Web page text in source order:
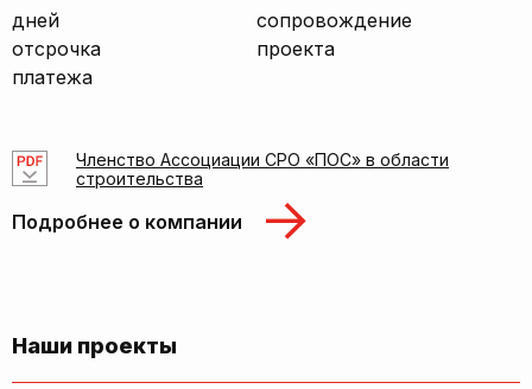
дней
отсрочка
платежа
сопровождение
проекта
Членство Ассоциации СРО «ПОС» в области
строительства
Подробнее о компании
Наши проекты